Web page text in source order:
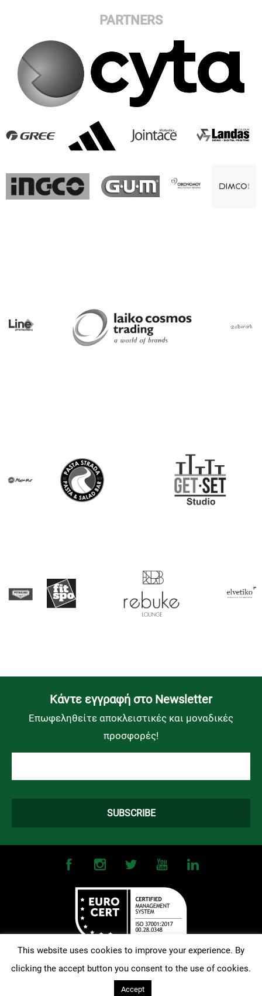
PARTNERS
Kάντε εγγραφή στο Newsletter
Επωφεληθείτε αποκλειστικές και μοναδικές
προσφορές!
©2026OMONOIA FC. All Rights Reserved | Terms and Conditions|
| Designed and Developed by
This website uses cookies to improve your experience. By
clicking the accept button you consent to the use of cookies.
Accept